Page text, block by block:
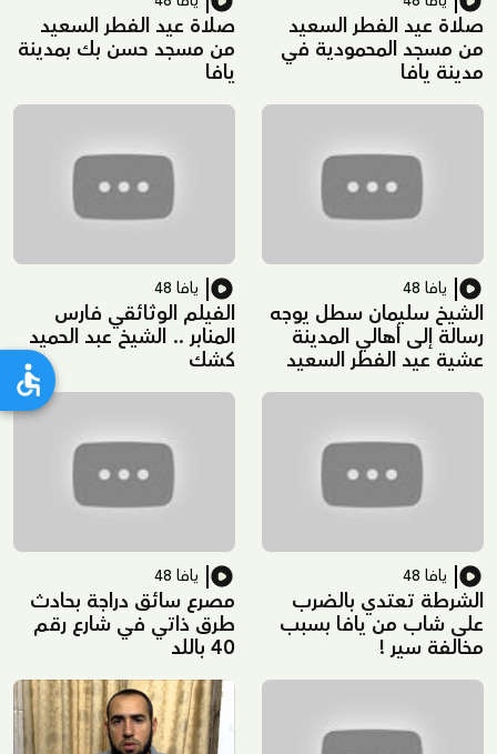
صلاة عيد الفطر السعيد
من مسجد المحمودية في
مدينة يافا
صلاة عيد الفطر السعيد
من مسجد حسن بك بمدينة
يافا
يافا 48
الشيخ سليمان سطل يوجه
رسالة إلى أهالي المدينة
عشية عيد الفطر السعيد
يافا 48
الفيلم الوثائقي فارس
المنابر .. الشيخ عبد الحميد
كشك
يافا 48
الشرطة تعتدي بالضرب
على شاب من يافا بسبب
مخالفة سير !
يافا 48
مصرع سائق دراجة بحادث
طرق ذاتي في شارع رقم
40 باللد